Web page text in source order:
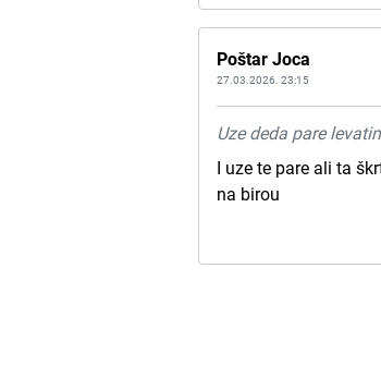
Poštar Joca
27.03.2026. 23:15
Uze deda pare
I uze te pare ali ta
na birou